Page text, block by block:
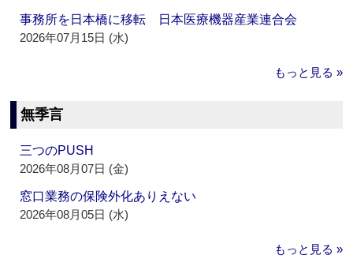
事務所を日本橋に移転 日本医療機器産業連合会
2026年07月15日 (水)
もっと見る »
無季言
三つのPUSH
2026年08月07日 (金)
窓口業務の保険外化ありえない
2026年08月05日 (水)
もっと見る »